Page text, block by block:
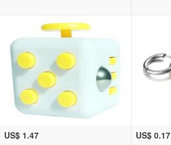
US$ 1.47 US$ 0.17